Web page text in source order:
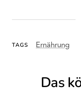
TAGS Ernährung
Das